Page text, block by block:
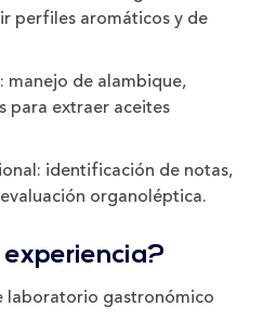
perfiles aromáticos y de
manejo de alambique,
para extraer aceites
identificación de notas,
organoléptica.
experiencia?
laboratorio gastronómico